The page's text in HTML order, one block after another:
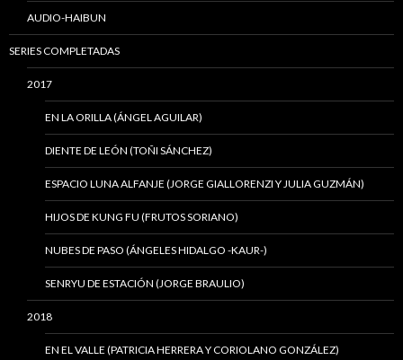
AUDIO-HAIBUN
SERIES COMPLETADAS
2017
EN LA ORILLA (ÁNGEL AGUILAR)
DIENTE DE LEÓN (TOÑI SÁNCHEZ)
ESPACIO LUNA ALFANJE (JORGE GIALLORENZI Y JULIA GUZMÁN)
HIJOS DE KUNG FU (FRUTOS SORIANO)
NUBES DE PASO (ÁNGELES HIDALGO -KAUR-)
SENRYU DE ESTACIÓN (JORGE BRAULIO)
2018
EN EL VALLE (PATRICIA HERRERA Y CORIOLANO GONZÁLEZ)